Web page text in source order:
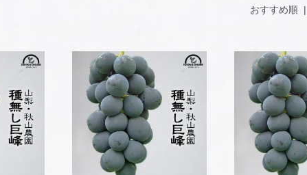
おすすめ順 |